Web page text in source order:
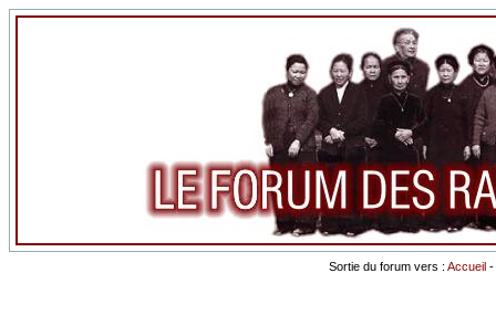
Sortie du forum vers : Accueil -